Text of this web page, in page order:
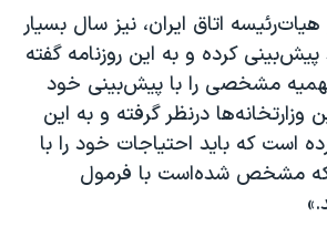
اتاق ایران، نیز سال بسیار
کرده و به این روزنامه گفته
مشخصی را با پیش‌بینی خود
وزارتخانه‌‌‌‌ها درنظر گرفته‌ و به این
است که باید احتیاجات خود را با
مشخص شده‌است با فرمول